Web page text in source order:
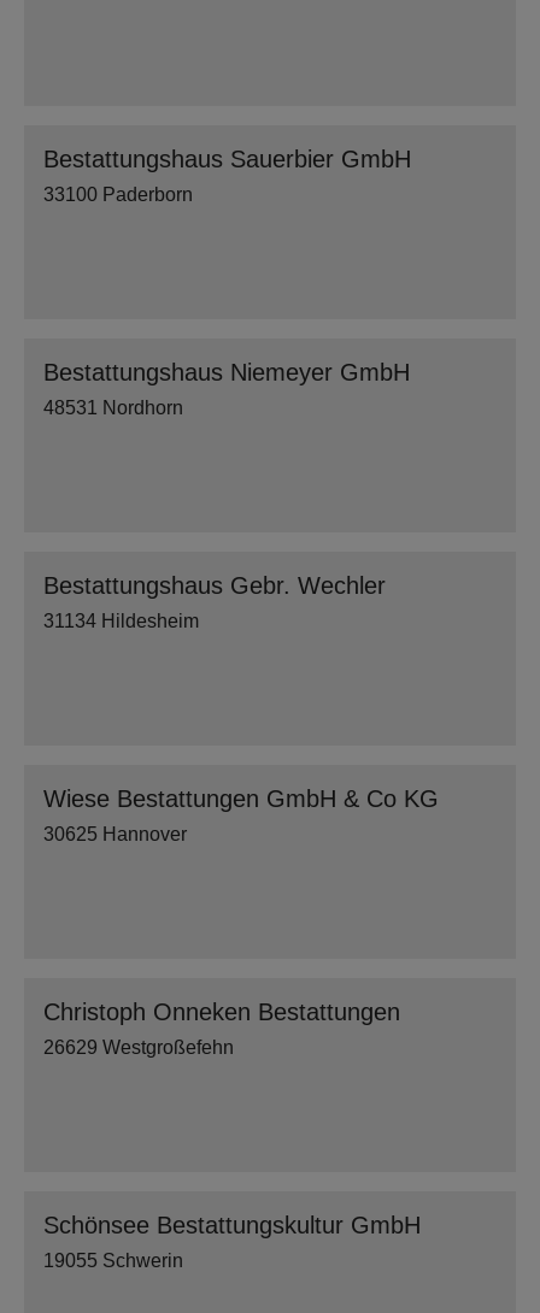
Bestattungshaus Sauerbier GmbH
33100 Paderborn
Bestattungshaus Niemeyer GmbH
48531 Nordhorn
Bestattungshaus Gebr. Wechler
31134 Hildesheim
Wiese Bestattungen GmbH & Co KG
30625 Hannover
Christoph Onneken Bestattungen
26629 Westgroßefehn
Schönsee Bestattungskultur GmbH
19055 Schwerin